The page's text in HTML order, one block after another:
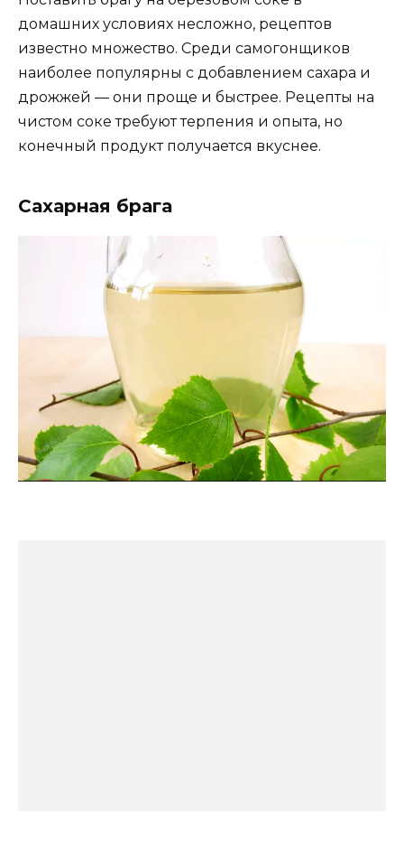
домашних условиях несложно, рецептов
известно множество. Среди самогонщиков
наиболее популярны с добавлением сахара и
дрожжей — они проще и быстрее. Рецепты на
чистом соке требуют терпения и опыта, но
конечный продукт получается вкуснее.
Сахарная брага